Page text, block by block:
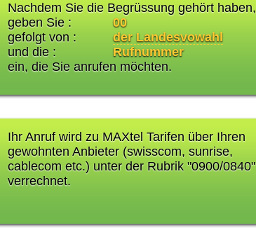
Nachdem Sie die Begrüssung gehört haben,
geben Sie :
00
gefolgt von :
der Landesvowahl
und die :
Rufnummer
ein, die Sie anrufen möchten.
Ihr Anruf wird zu MAXtel Tarifen über Ihren
gewohnten Anbieter (swisscom, sunrise,
cablecom etc.) unter der Rubrik "0900/0840"
verrechnet.